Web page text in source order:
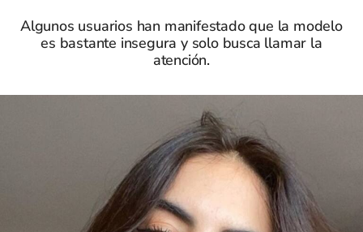
Algunos usuarios han manifestado que la modelo
es bastante insegura y solo busca llamar la
atención.